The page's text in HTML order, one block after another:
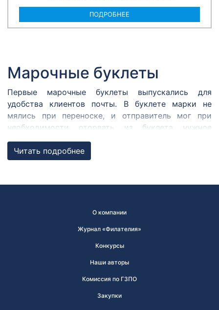
ПОДРОБНЕЕ
Марочные буклеты
Первые марочные буклеты выпускались для
удобства клиентов почты. В буклете марки не
мялись при переноске, и отправитель мог при
необходимости оторвать из буклета нужное
количество марок для оплаты услуг почтовой
связи.
почтовыми марками с информационными
филателистических коллекциях.
филателистическую
продукцию и
принадлежности для
Читать подробнее
О компании
Журнал «Филателия»
Конкурсы
Наши авторы
Комиссия по ГЗПО
Закупки